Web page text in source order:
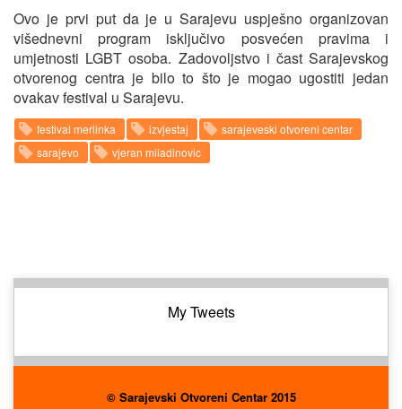
Ovo je prvi put da je u Sarajevu uspješno organizovan
višednevni program isključivo posvećen pravima i
umjetnosti LGBT osoba. Zadovoljstvo i čast Sarajevskog
otvorenog centra je bilo to što je mogao ugostiti jedan
ovakav festival u Sarajevu.
festival merlinka izvjestaj
sarajeveski otvoreni centar
sarajevo
vjeran miladinovic
My Tweets
© Sarajevski Otvoreni Centar 2015